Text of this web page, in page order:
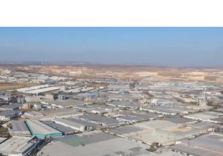
İzmir
Kars
Kastamonu
Kayseri